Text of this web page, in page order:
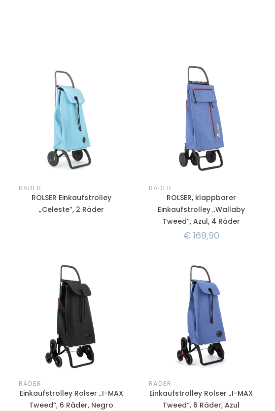
RÄDER
ROLSER Einkaufstrolley
„Celeste“, 2 Räder
RÄDER
ROLSER, klappbarer
Einkaufstrolley „Wallaby
Tweed“, Azul, 4 Räder
€169,90
RÄDER
Einkaufstrolley Rolser „I-MAX
Tweed“, 6 Räder, Negro
RÄDER
Einkaufstrolley Rolser „I-MAX
Tweed“, 6 Räder, Azul